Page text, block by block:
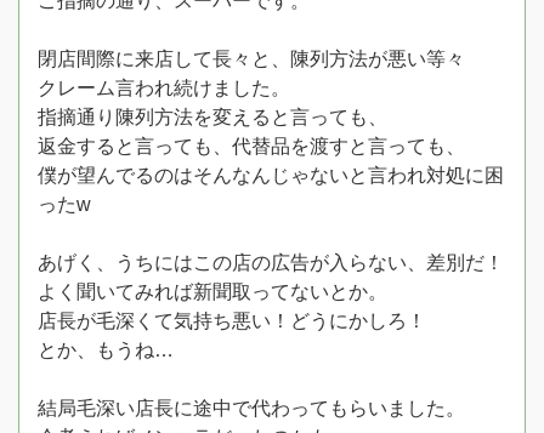
閉店間際に来店して長々と、陳列方法が悪い等々
クレーム言われ続けました。
指摘通り陳列方法を変えると言っても、
返金すると言っても、代替品を渡すと言っても、
僕が望んでるのはそんなんじゃないと言われ対処に困
ったw
あげく、うちにはこの店の広告が入らない、差別だ！
よく聞いてみれば新聞取ってないとか。
店長が毛深くて気持ち悪い！どうにかしろ！
とか、もうね…
結局毛深い店長に途中で代わってもらいました。